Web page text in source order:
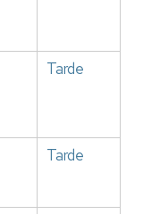
Tarde
Tarde